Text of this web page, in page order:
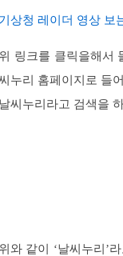
기상청 레이더 영상 보
위 링크를 클릭을해서
누리 홈페이지로 들
날씨누리라고 검색을
위와 같이 ‘날씨누리’